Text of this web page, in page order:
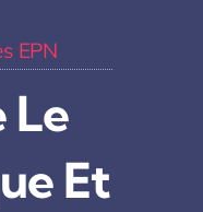
EPN
Le
Et